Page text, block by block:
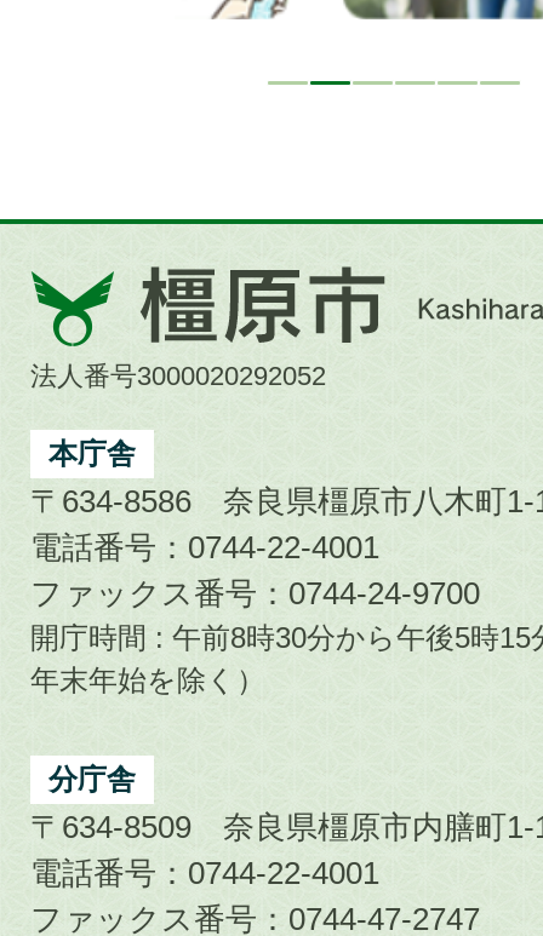
橿
原
市
City
法人番号3000020292052
本庁舎
〒634-8586 奈良県橿原市八木町1-
電話番号：0744-22-4001
ファックス番号：0744-24-9700
開庁時間 : 午前8時30分から午後5時
年末年始を除く）
分庁舎
〒634-8509 奈良県橿原市内膳町1-
電話番号：0744-22-4001
ファックス番号：0744-47-2747